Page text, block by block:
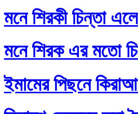
মনে শিরকী চিন্তা
মনে শিরক এর মতো
ইমামের পিছনে